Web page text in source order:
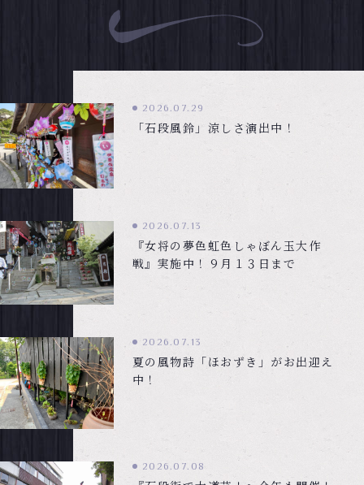
2026.07.29
「石段風鈴」涼しさ演出中！
2026.07.13
『女将の夢色虹色しゃぼん玉大作
戦』実施中！９月１３日まで
2026.07.13
夏の風物詩「ほおずき」がお出迎え
中！
2026.07.08